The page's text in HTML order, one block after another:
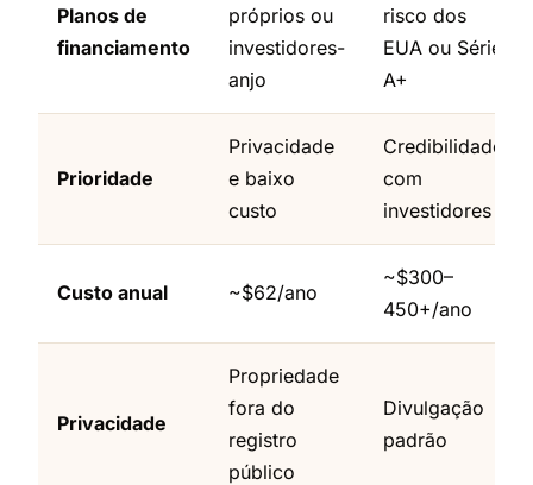
Planos de
financiamento
próprios ou
investidores-
anjo
risco dos
EUA ou Série
A+
Prioridade
Privacidade
e baixo
custo
Credibilidade
com
investidores
Custo anual ~$62/ano
~$300–
450+/ano
Privacidade
Propriedade
fora do
registro
público
Divulgação
padrão